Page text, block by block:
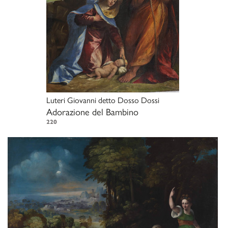
Luteri Giovanni detto Dosso Dossi
Adorazione del Bambino
220